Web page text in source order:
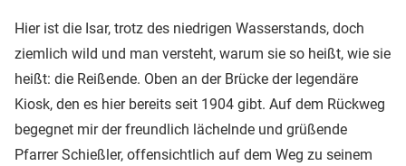
Hier ist die Isar, trotz des niedrigen Wasserstands, doch
ziemlich wild und man versteht, warum sie so heißt, wie sie
heißt: die Reißende. Oben an der Brücke der legendäre
Kiosk, den es hier bereits seit 1904 gibt. Auf dem Rückweg
begegnet mir der freundlich lächelnde und grüßende
Pfarrer Schießler, offensichtlich auf dem Weg zu seinem